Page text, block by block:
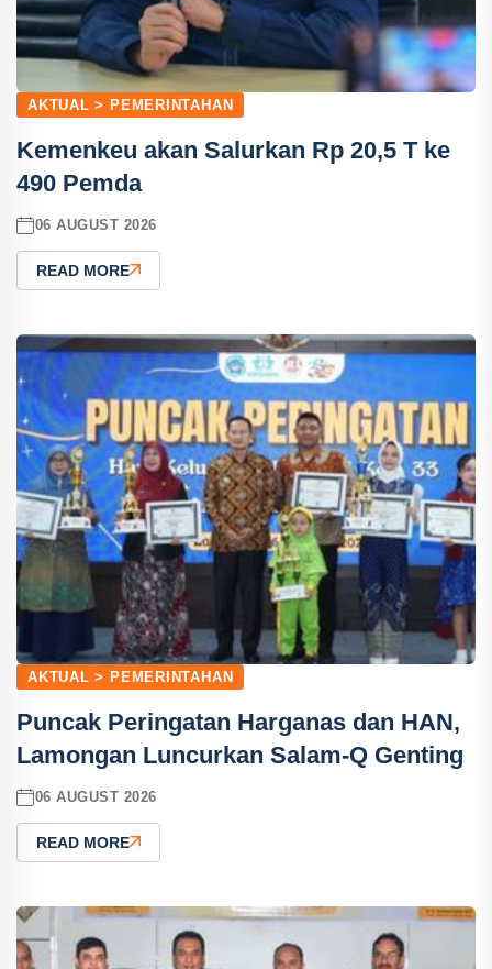
AKTUAL > PEMERINTAHAN
Kemenkeu akan Salurkan Rp 20,5 T ke
490 Pemda
06 AUGUST 2026
READ MORE
AKTUAL > PEMERINTAHAN
Puncak Peringatan Harganas dan HAN,
Lamongan Luncurkan Salam-Q Genting
06 AUGUST 2026
READ MORE